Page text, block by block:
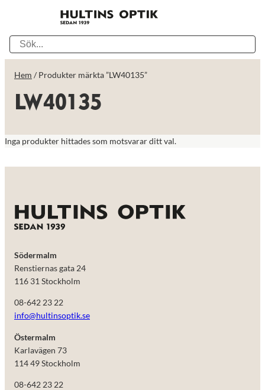
Hem / Produkter märkta ”LW40135”
LW40135
Inga produkter hittades som motsvarar ditt val.
Södermalm
Renstiernas gata 24
116 31 Stockholm
08-642 23 22
info@hultinsoptik.se
Östermalm
Karlavägen 73
114 49 Stockholm
08-642 23 22